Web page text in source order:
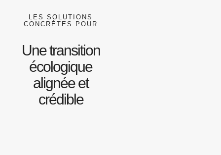
LES SOLUTIONS
CONCRÈTES POUR
Une transition
écologique
alignée et
crédible